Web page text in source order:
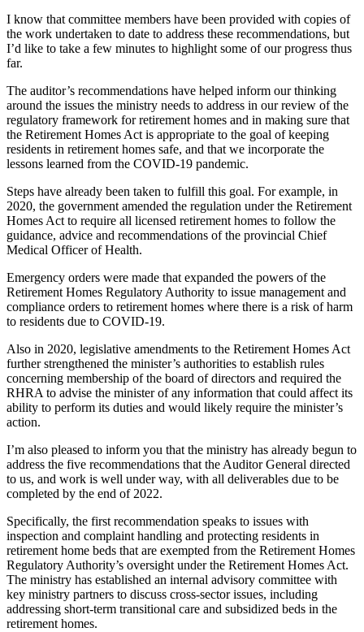
I know that committee members have been provided with copies of
the work undertaken to date to address these recommendations, but
I’d like to take a few minutes to highlight some of our progress thus
far.
The auditor’s recommendations have helped inform our thinking
around the issues the ministry needs to address in our review of the
regulatory framework for retirement homes and in making sure that
the Retirement Homes Act is appropriate to the goal of keeping
residents in retirement homes safe, and that we incorporate the
lessons learned from the COVID-19 pandemic.
Steps have already been taken to fulfill this goal. For example, in
2020, the government amended the regulation under the Retirement
Homes Act to require all licensed retirement homes to follow the
guidance, advice and recommendations of the provincial Chief
Medical Officer of Health.
Emergency orders were made that expanded the powers of the
Retirement Homes Regulatory Authority to issue management and
compliance orders to retirement homes where there is a risk of harm
to residents due to COVID-19.
Also in 2020, legislative amendments to the Retirement Homes Act
further strengthened the minister’s authorities to establish rules
concerning membership of the board of directors and required the
RHRA to advise the minister of any information that could affect its
ability to perform its duties and would likely require the minister’s
action.
I’m also pleased to inform you that the ministry has already begun to
address the five recommendations that the Auditor General directed
to us, and work is well under way, with all deliverables due to be
completed by the end of 2022.
Specifically, the first recommendation speaks to issues with
inspection and complaint handling and protecting residents in
retirement home beds that are exempted from the Retirement Homes
Regulatory Authority’s oversight under the Retirement Homes Act.
The ministry has established an internal advisory committee with
key ministry partners to discuss cross-sector issues, including
addressing short-term transitional care and subsidized beds in the
retirement homes.